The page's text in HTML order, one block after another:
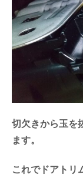
切欠きから玉を
ます。
これでドアトリ